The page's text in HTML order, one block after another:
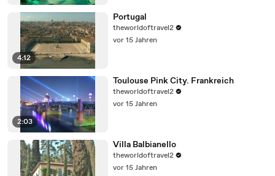
4:12
Portugal
theworldoftravel2
vor 15 Jahren
2:03
Toulouse Pink City. Frankreich
theworldoftravel2
vor 15 Jahren
Villa Balbianello
theworldoftravel2
vor 15 Jahren